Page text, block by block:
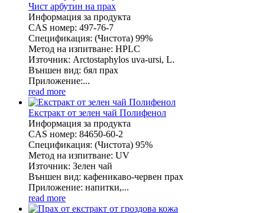
Чист арбутин на прах
Информация за продукта
CAS номер: 497-76-7
Спецификация: (Чистота) 99%
Метод на изпитване: HPLC
Източник: Arctostaphylos uva-ursi, L.
Външен вид: бял прах
Приложение:...
read more
Екстракт от зелен чай Полифенол
Информация за продукта
CAS номер: 84650-60-2
Спецификация: (Чистота) 95%
Метод на изпитване: UV
Източник: Зелен чай
Външен вид: кафеникаво-червен прах
Приложение: напитки,...
read more